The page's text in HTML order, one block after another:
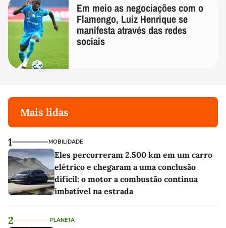
Em meio as negociações com o
Flamengo, Luiz Henrique se
manifesta através das redes
sociais
Mais lidas
1 MOBILIDADE
Eles percorreram 2.500 km em um carro
elétrico e chegaram a uma conclusão
difícil: o motor a combustão continua
imbatível na estrada
2 PLANETA